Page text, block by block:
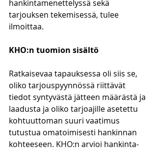
hankintamenettelyssä sekä
tarjouksen tekemisessä, tulee
ilmoittaa.
KHO:n tuomion sisältö
Ratkaisevaa tapauksessa oli siis se,
oliko tarjouspyynnössä riittävät
tiedot syntyvästä jätteen määrästä ja
laadusta ja oliko tarjoajille asetettu
kohtuuttoman suuri vaatimus
tutustua omatoimisesti hankinnan
kohteeseen. KHO:n arvioi hankinta-